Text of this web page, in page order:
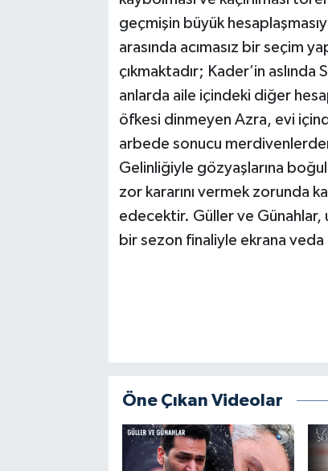
geçmişin büyük
arasında acımasız bir seçim
çıkmaktadır; Kader’in aslında
anlarda aile içindeki diğer
öfkesi dinmeyen Azra, evi
arbede sonucu
Gelinliğiyle gözyaşlarına
zor kararını vermek zorunda
edecektir. Güller ve Günahlar,
bir sezon finaliyle ekrana
Öne Çıkan Videolar